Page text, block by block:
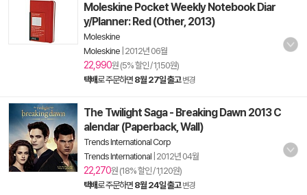
Moleskine Pocket Weekly Notebook Diar
y/Planner: Red (Other, 2013)
Moleskine
Moleskine 2012년 06월
22,990원 (5% 할인 / 1,150원)
택배로 주문하면 8월 27일 출고 변경
The Twilight Saga - Breaking Dawn 2013 C
alendar (Paperback, Wall)
Trends International Corp
Trends International 2012년 04월
22,270원 (18% 할인 / 1,120원)
택배로 주문하면 8월 24일 출고 변경